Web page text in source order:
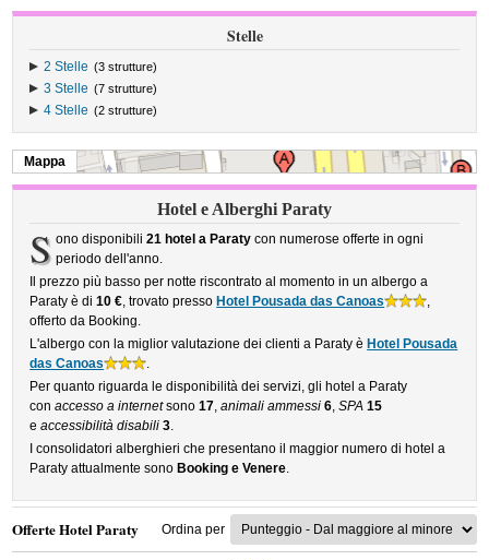
Stelle
2 Stelle (3 strutture)
3 Stelle (7 strutture)
4 Stelle (2 strutture)
Mappa
Hotel e Alberghi Paraty
S ono disponibili 21 hotel a Paratycon numerose offerte in ogni
periodo dell'anno.
Il prezzo più basso per notte riscontrato al momento in un albergo a
Paraty è di10 €, trovato presso Hotel Pousada das Canoas
,
offerto da Booking.
L'albergo con la miglior valutazione dei clienti a Paraty è Hotel Pousada
das Canoas
.
Per quanto riguarda le disponibilità dei servizi, gli hotel a Paraty
conaccesso a internetsono17,animali ammessi 6,SPA 15
eaccessibilità disabili 3.
I consolidatori alberghieri che presentano il maggior numero di hotel a
Paraty attualmente sono Booking e Venere.
Offerte Hotel Paraty Ordina per